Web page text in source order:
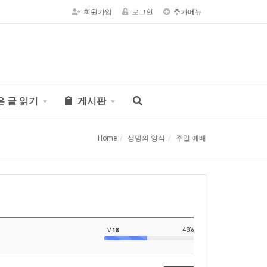
회원가입 로그인 추가메뉴
글 읽기 게시판
Home 생명의 양식 주일 예배
LV.18 48%